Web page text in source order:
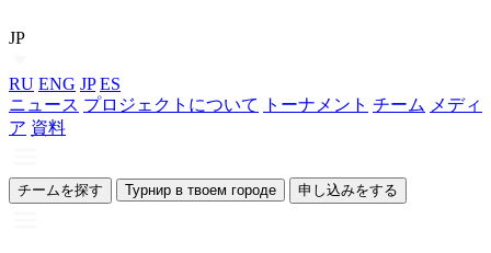
JP
RU ENG JP ES
ニュース プロジェクトについて トーナメント チーム メディ
ア 資料
チームを探す Турнир в твоем городе 申し込みをする